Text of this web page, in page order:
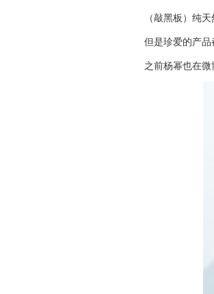
（敲黑板）纯
但是珍爱的产
之前杨幂也在